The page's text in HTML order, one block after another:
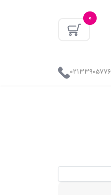
0
02133905776